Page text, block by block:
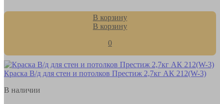
В корзину
В корзину
0
Краска В/д для стен и потолков Престиж 2,7кг АК 212(W-3)
В наличии